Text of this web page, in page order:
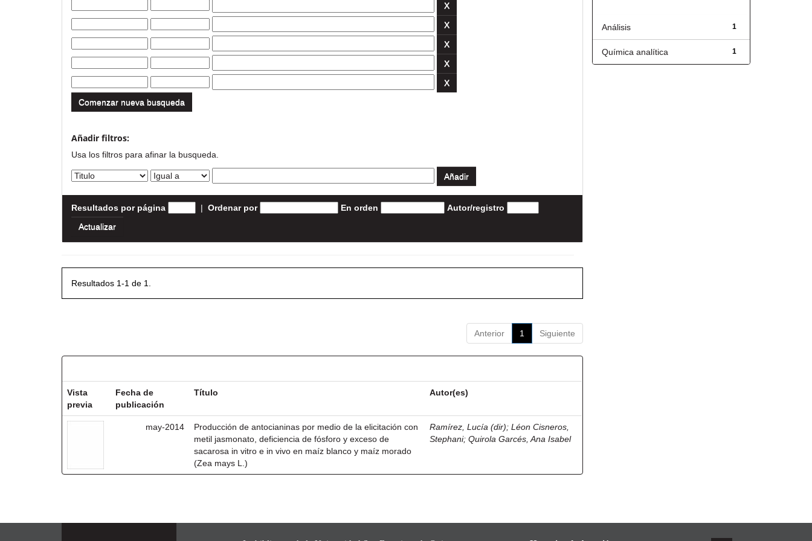
Comenzar nueva busqueda
Añadir filtros:
Usa los filtros para afinar la busqueda.
Resultados por página | Ordenar por En orden Autor/registro
Resultados 1-1 de 1.
Anterior 1 Siguiente
Vista
previa
Fecha de
publicación
Título Autor(es)
may-2014
Producción de antocianinas por medio de la elicitación con
metil jasmonato, deficiencia de fósforo y exceso de
sacarosa in vitro e in vivo en maíz blanco y maíz morado
(Zea mays L.)
Ramírez, Lucía (dir);Léon Cisneros,
Stephani;Quirola Garcés, Ana Isabel
1
Análisis
1
Química analítica